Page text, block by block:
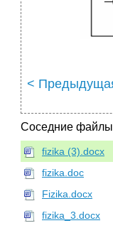
<
Соседние файлы
fizika (3).docx
fizika.doc
Fizika.docx
fizika_3.docx